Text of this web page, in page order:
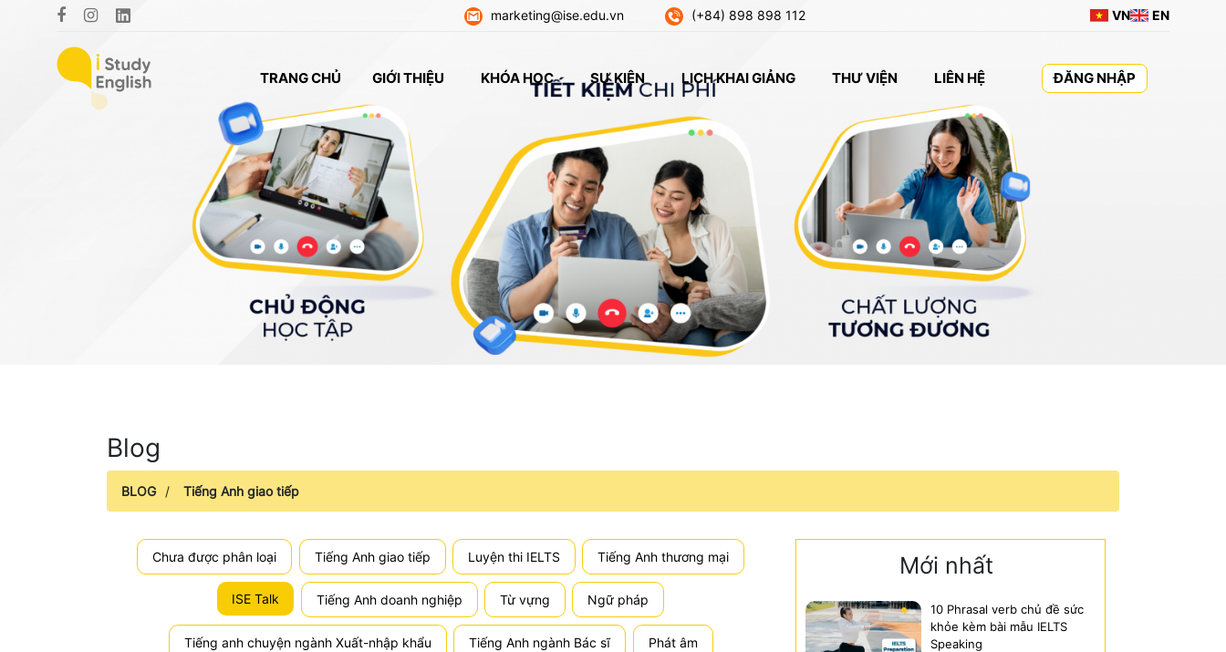
marketing@ise.edu.vn (+84) 898 898 112 VN EN
TRANG CHỦ GIỚI THIỆU KHÓA HỌC SỰ KIỆN LỊCH KHAI GIẢNG THƯ VIỆN LIÊN HỆ ĐĂNG NHẬP
Blog
BLOG / Tiếng Anh giao tiếp
Chưa được phân loại Tiếng Anh giao tiếp Luyện thi IELTS Tiếng Anh thương mại
ISE Talk Tiếng Anh doanh nghiệp Từ vựng Ngữ pháp
Tiếng anh chuyện ngành Xuất-nhập khẩu Tiếng Anh ngành Bác sĩ Phát âm
Mới nhất
10 Phrasal verb chủ đề sức
khỏe kèm bài mẫu IELTS
Speaking